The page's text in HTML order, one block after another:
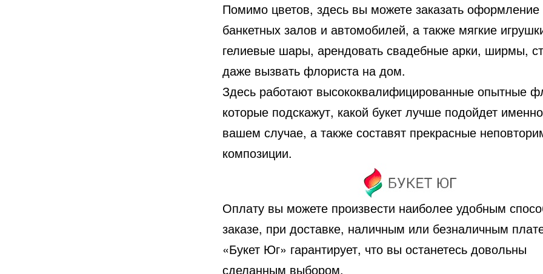
Помимо цветов, здесь вы можете заказать оформление
банкетных залов и автомобилей, а также мягкие
гелиевые шары, арендовать свадебные арки, ширмы,
даже вызвать флориста на дом.
Здесь работают высококвалифицированные опытные
которые подскажут, какой букет лучше подойдет
вашем случае, а также составят прекрасные
композиции.
Оплату вы можете произвести наиболее удобным
заказе, при доставке, наличным или безналичным
«Букет Юг» гарантирует, что вы останетесь довольны
сделанным выбором.